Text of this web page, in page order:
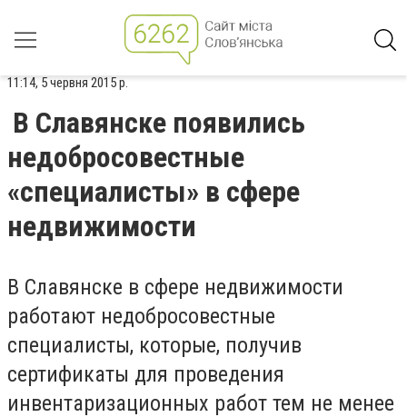
11:14, 5 червня 2015 р.
В Славянске появились
недобросовестные
«специалисты» в сфере
недвижимости
В Славянске в сфере недвижимости
работают недобросовестные
специалисты, которые, получив
сертификаты для проведения
инвентаризационных работ тем не менее